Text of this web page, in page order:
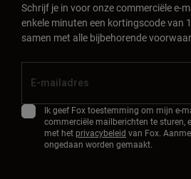
Schrijf je in voor onze commerciële e-
enkele minuten een kortingscode van
samen met alle bijbehorende
Ik geef Fox toestemming om mijn e-
commerciële mailberichten te sturen,
met het privacybeleid van Fox.
ongedaan worden gemaakt.